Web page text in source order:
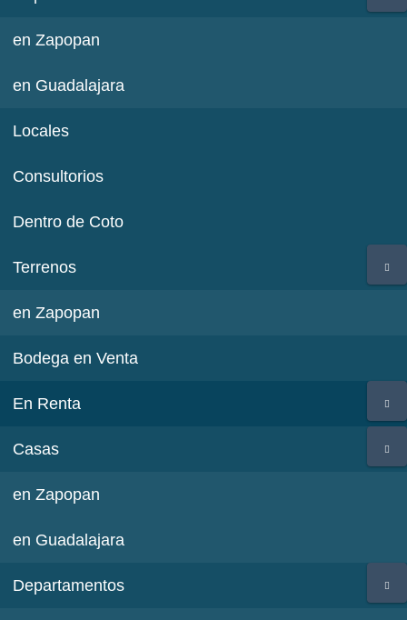
en Zapopan
en Guadalajara
Locales
Consultorios
Dentro de Coto
Terrenos
en Zapopan
Bodega en Venta
En Renta
Casas
en Zapopan
en Guadalajara
Departamentos